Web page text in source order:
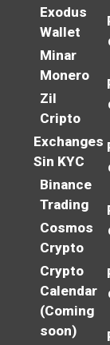
Exodus
Wallet
Minar
Monero
Zil
Cripto
Exchanges
Sin KYC
Binance
Trading
Cosmos
Crypto
Crypto
Calendar
(Coming
soon)